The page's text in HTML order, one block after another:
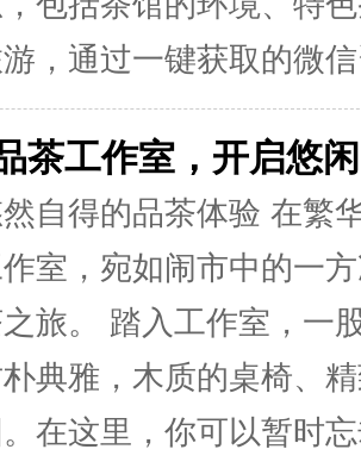
，通过一键获取的微
茶工作室，开启悠
自得的品茶体验 在繁
室，宛如闹市中的一
旅。 踏入工作室，一
典雅，木质的桌椅、
在这里，你可以暂时